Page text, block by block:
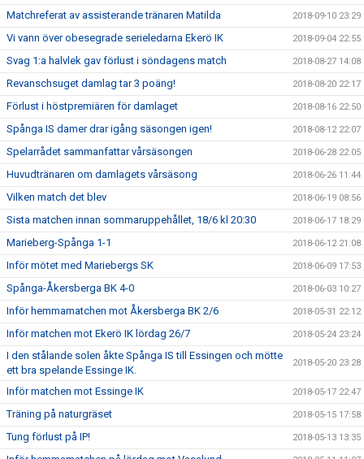
Matchreferat av assisterande tränaren Matilda 2018-09-10 23:29
Vi vann över obesegrade serieledarna Ekerö IK 2018-09-04 22:55
Svag 1:a halvlek gav förlust i söndagens match 2018-08-27 14:08
Revanschsuget damlag tar 3 poäng! 2018-08-20 22:17
Förlust i höstpremiären för damlaget 2018-08-16 22:50
Spånga IS damer drar igång säsongen igen! 2018-08-12 22:07
Spelarrådet sammanfattar vårsäsongen 2018-06-28 22:05
Huvudtränaren om damlagets vårsäsong 2018-06-26 11:44
Vilken match det blev 2018-06-19 08:56
Sista matchen innan sommaruppehållet, 18/6 kl 20:30 2018-06-17 18:29
Marieberg-Spånga 1-1 2018-06-12 21:08
Inför mötet med Mariebergs SK 2018-06-09 17:53
Spånga-Åkersberga BK 4-0 2018-06-03 10:27
Inför hemmamatchen mot Åkersberga BK 2/6 2018-05-31 22:12
Inför matchen mot Ekerö IK lördag 26/7 2018-05-24 23:24
I den stålande solen åkte Spånga IS till Essingen och mötte
ett bra spelande Essinge IK.
2018-05-20 23:28
Inför matchen mot Essinge IK 2018-05-17 22:47
Träning på naturgräset 2018-05-15 17:58
Tung förlust på IP! 2018-05-13 13:35